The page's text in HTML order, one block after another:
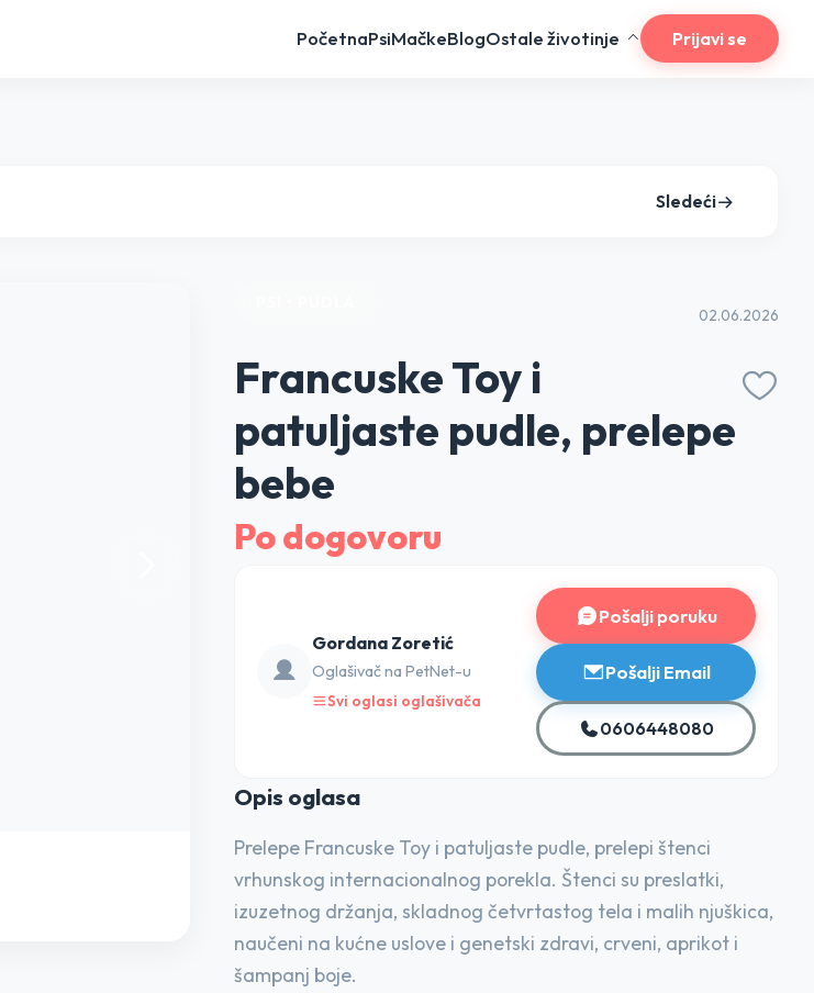
PočetnaPsiMačkeBlogOstale životinje Prijavi se
Sledeći
02.06.2026
Francuske Toy i
patuljaste pudle, prelepe
bebe
Po dogovoru
Gordana Zoretić
Oglašivač na PetNet-u
Svi oglasi oglašivača
Pošalji poruku
Pošalji Email
0606448080
Opis oglasa
Prelepe Francuske Toy i patuljaste pudle, prelepi štenci
vrhunskog internacionalnog porekla. Štenci su preslatki,
izuzetnog držanja, skladnog četvrtastog tela i malih njuškica,
naučeni na kućne uslove i genetski zdravi, crveni, aprikot i
šampanj boje.